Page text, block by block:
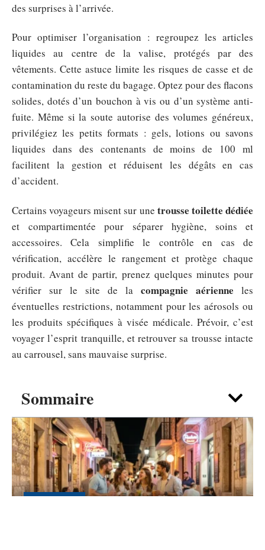
Sommaire
EXPÉRIENCES
des surprises à l’arrivée.
Pour optimiser l’organisation : regroupez les articles
liquides au centre de la valise, protégés par des
vêtements. Cette astuce limite les risques de casse et de
contamination du reste du bagage. Optez pour des flacons
solides, dotés d’un bouchon à vis ou d’un système anti-
fuite. Même si la soute autorise des volumes généreux,
privilégiez les petits formats : gels, lotions ou savons
liquides dans des contenants de moins de 100 ml
facilitent la gestion et réduisent les dégâts en cas
d’accident.
Certains voyageurs misent sur une trousse toilette dédiée
et compartimentée pour séparer hygiène, soins et
accessoires. Cela simplifie le contrôle en cas de
vérification, accélère le rangement et protège chaque
produit. Avant de partir, prenez quelques minutes pour
vérifier sur le site de la compagnie aérienne les
éventuelles restrictions, notamment pour les aérosols ou
les produits spécifiques à visée médicale. Prévoir, c’est
voyager l’esprit tranquille, et retrouver sa trousse intacte
au carrousel, sans mauvaise surprise.